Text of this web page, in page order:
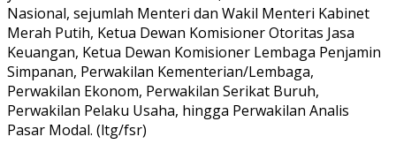
Nasional, sejumlah Menteri dan Wakil Menteri Kabinet
Merah Putih, Ketua Dewan Komisioner Otoritas Jasa
Keuangan, Ketua Dewan Komisioner Lembaga Penjamin
Simpanan, Perwakilan Kementerian/Lembaga,
Perwakilan Ekonom, Perwakilan Serikat Buruh,
Perwakilan Pelaku Usaha, hingga Perwakilan Analis
Pasar Modal. (ltg/fsr)